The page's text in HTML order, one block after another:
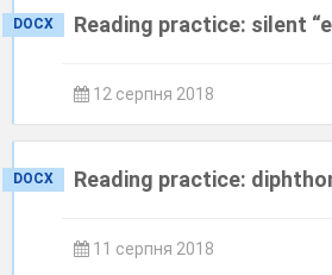
DOCX Reading practice: silent
12 серпня 2018
DOCX Reading practice:
11 серпня 2018